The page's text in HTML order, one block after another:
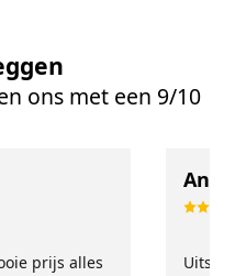
ons met een 9/10
prijs alles